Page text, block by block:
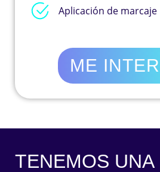
Aplicación de marcaje
ME
TENEMOS UNA